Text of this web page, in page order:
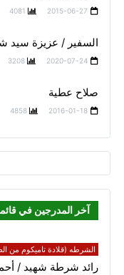
2015-06-27
4081
السفير / عزيزة سيد
2020-07-24
3208
صلاح عطية
2016-01-18
4858
آخر المدرجين في
الشرطه (قلادة تاميكوم من
رائد شرطة شهيد /